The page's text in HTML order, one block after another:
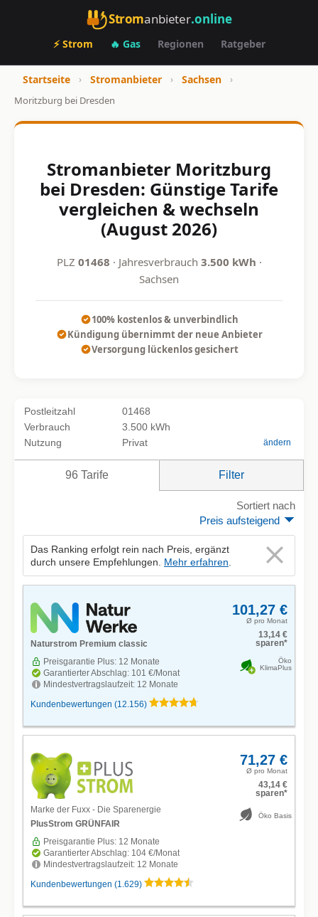
Stromanbieter.online
⚡ Strom 🔥 Gas Regionen Ratgeber
Startseite › Stromanbieter › Sachsen
›
Moritzburg bei Dresden
Stromanbieter Moritzburg
bei Dresden: Günstige Tarife
vergleichen & wechseln
(August 2026)
PLZ 01468 · Jahresverbrauch 3.500 kWh ·
Sachsen
100% kostenlos & unverbindlich
Kündigung übernimmt der neue Anbieter
Versorgung lückenlos gesichert